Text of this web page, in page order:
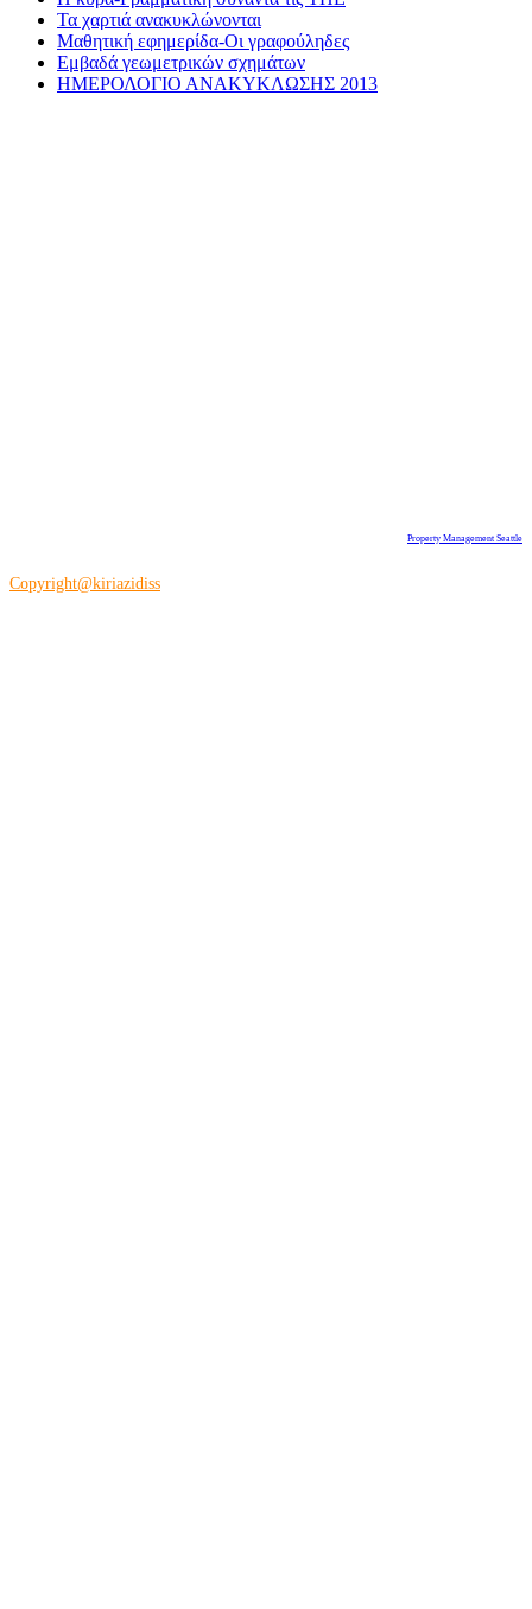
Τα χαρτιά ανακυκλώνονται
Μαθητική εφημερίδα-Οι γραφούληδες
Εμβαδά γεωμετρικών σχημάτων
ΗΜΕΡΟΛΟΓΙΟ ΑΝΑΚΥΚΛΩΣΗΣ 2013
Property Management Seattle
Copyright@kiriazidiss